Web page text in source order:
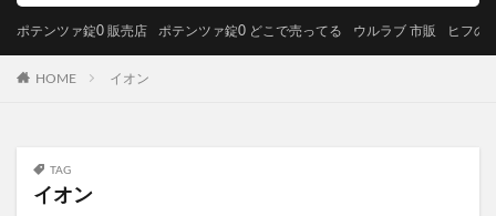
オリジンドッグフード イビサソープ キュアラフィ
One8Dog(ワンエイトドッグ) カンファペット
デオドラントオブザデッド
ラミナス(LAMINAS)育毛剤
Uruf(ウルフ)炭酸パック
ポテンツァ錠0 販売店 ポテンツァ錠0 どこで売ってる ウルラブ 市販 ヒフの
HOME イオン
TAG
イオン